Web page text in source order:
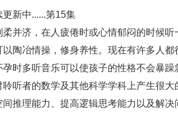
新中......第15集
并济，在人疲倦时或心情郁闷的时候听
陶冶情操，修身养性。现在有许多人都
时多听音乐可以使孩子的性格不会暴躁
听者的数学及其他科学学科上产生很大
推理能力、提高逻辑思考能力以及解决